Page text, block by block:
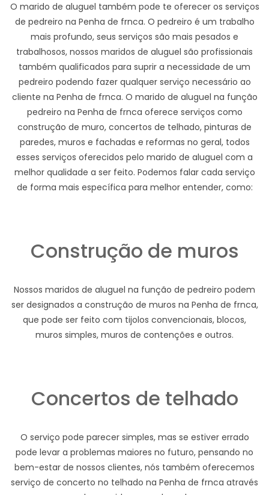
O marido de aluguel também pode te oferecer os serviços
de pedreiro na Penha de frnca. O pedreiro é um trabalho
mais profundo, seus serviços são mais pesados e
trabalhosos, nossos maridos de aluguel são profissionais
também qualificados para suprir a necessidade de um
pedreiro podendo fazer qualquer serviço necessário ao
cliente na Penha de frnca. O marido de aluguel na função
pedreiro na Penha de frnca oferece serviços como
construção de muro, concertos de telhado, pinturas de
paredes, muros e fachadas e reformas no geral, todos
esses serviços oferecidos pelo marido de aluguel com a
melhor qualidade a ser feito. Podemos falar cada serviço
de forma mais específica para melhor entender, como:
Construção de muros
Nossos maridos de aluguel na função de pedreiro podem
ser designados a construção de muros na Penha de frnca,
que pode ser feito com tijolos convencionais, blocos,
muros simples, muros de contenções e outros.
Concertos de telhado
O serviço pode parecer simples, mas se estiver errado
pode levar a problemas maiores no futuro, pensando no
bem-estar de nossos clientes, nós também oferecemos
serviço de concerto no telhado na Penha de frnca através